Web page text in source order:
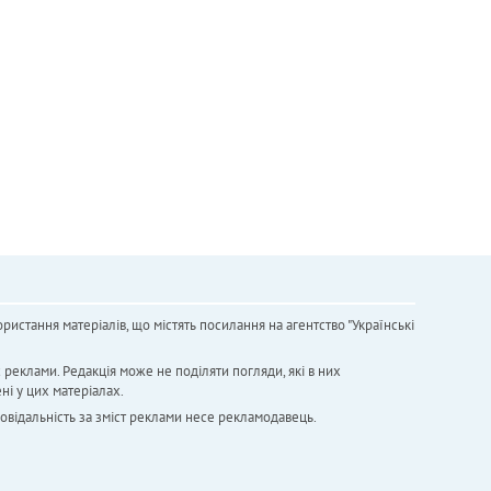
матеріалів, що містять посилання на агентство "Українськi
Редакція може не поділяти погляди, які в них
у цих матеріалах.
за зміст реклами несе рекламодавець.